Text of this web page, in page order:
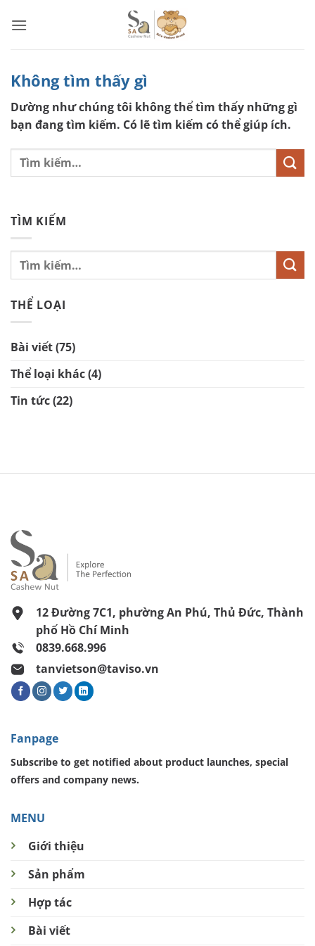
qua
Không tìm thấy gì
Dường như chúng tôi không thể tìm thấy những gì
bạn đang tìm kiếm. Có lẽ tìm kiếm có thể giúp ích.
TÌM KIẾM
THỂ LOẠI
Bài viết(75)
Thể loại khác(4)
Tin tức(22)
12 Đường 7C1, phường An Phú, Thủ Đức, Thành
phố Hồ Chí Minh
0839.668.996
tanvietson@taviso.vn
MENU
Giới thiệu
Sản phẩm
Hợp tác
Bài viết
Fanpage
Subscribe to get notified about product launches, special
offers and company news.